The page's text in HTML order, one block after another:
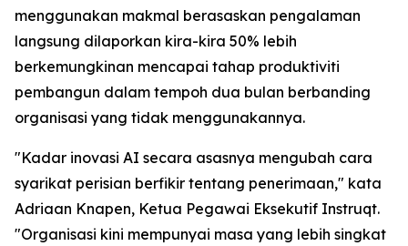
menggunakan makmal berasaskan pengalaman
langsung dilaporkan kira-kira 50% lebih
berkemungkinan mencapai tahap produktiviti
pembangun dalam tempoh dua bulan berbanding
organisasi yang tidak menggunakannya.
"Kadar inovasi AI secara asasnya mengubah cara
syarikat perisian berfikir tentang penerimaan," kata
Adriaan Knapen, Ketua Pegawai Eksekutif Instruqt.
"Organisasi kini mempunyai masa yang lebih singkat